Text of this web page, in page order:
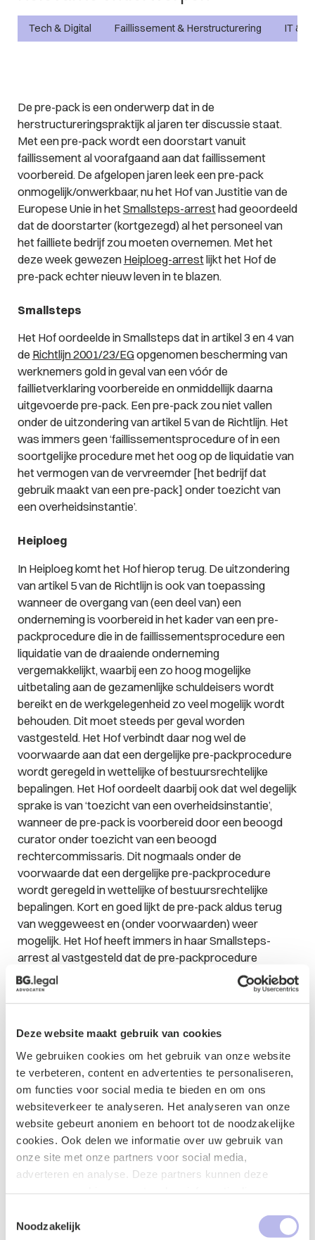
Deze website maakt gebruik van cookies
We gebruiken cookies om het gebruik van onze website
te verbeteren, content en advertenties te personaliseren,
om functies voor social media te bieden en om ons
websiteverkeer te analyseren. Het analyseren van onze
website gebeurt anoniem en behoort tot de noodzakelijke
cookies. Ook delen we informatie over uw gebruik van
onze site met onze partners voor social media,
adverteren en analyse. Deze partners kunnen deze
uw gebruik van hun services.
Noodzakelijk
Tech & Digital Faillissement & Herstructurering IT &
De pre-pack is een onderwerp dat in de
herstructureringspraktijk al jaren ter discussie staat.
Met een pre-pack wordt een doorstart vanuit
faillissement al voorafgaand aan dat faillissement
voorbereid. De afgelopen jaren leek een pre-pack
onmogelijk/onwerkbaar, nu het Hof van Justitie van de
Europese Unie in hetSmallsteps-arresthad geoordeeld
dat de doorstarter (kortgezegd) al het personeel van
het failliete bedrijf zou moeten overnemen. Met het
deze week gewezen Heiploeg-arrestlijkt het Hof de
pre-pack echter nieuw leven in te blazen.
Smallsteps
Het Hof oordeelde in Smallsteps dat in artikel 3 en 4 van
de Richtlijn 2001/23/EGopgenomen bescherming van
werknemers gold in geval van een vóór de
faillietverklaring voorbereide en onmiddellijk daarna
uitgevoerde pre-pack. Een pre-pack zou niet vallen
onder de uitzondering van artikel 5 van de Richtlijn. Het
was immers geen ‘faillissementsprocedure of in een
soortgelĳke procedure met het oog op de liquidatie van
het vermogen van de vervreemder[het bedrijf dat
gebruik maakt van een pre-pack] onder toezicht van
een overheidsinstantie’.
Heiploeg
In Heiploeg komt het Hof hierop terug. De uitzondering
van artikel 5 van de Richtlijn is ook van toepassing
wanneer de overgang van (een deel van) een
onderneming is voorbereid in het kader van een pre-
packprocedure die in de faillissementsprocedure een
liquidatie van de draaiende onderneming
vergemakkelijkt, waarbij een zo hoog mogelijke
uitbetaling aan de gezamenlijke schuldeisers wordt
bereikt en de werkgelegenheid zo veel mogelijk wordt
behouden. Dit moet steeds per geval worden
vastgesteld. Het Hof verbindt daar nog wel de
voorwaarde aan dat een dergelijke pre-packprocedure
wordt geregeld in wettelijke of bestuursrechtelijke
bepalingen. Het Hof oordeelt daarbij ook dat wel degelijk
sprake is van ‘toezicht van een overheidsinstantie’,
wanneer de pre-pack is voorbereid door een beoogd
curator onder toezicht van een beoogd
rechtercommissaris. Dit nogmaals onder de
voorwaarde dat een dergelijke pre-packprocedure
wordt geregeld in wettelijke of bestuursrechtelijke
bepalingen. Kort en goed lijkt de pre-pack aldus terug
van weggeweest en (onder voorwaarden) weer
mogelijk. Het Hof heeft immers in haar Smallsteps-
arrest al vastgesteld dat de pre-packprocedure
voortkomt uit de rechtspraak en geen grondslag heeft
in Nederlandse wet- of regelgeving. Het lijkt nu aldus
aan de wetgever om een wettelijk kader voor de pre-
op de plank, deWet continuïteit ondernemingen I
lijkt hoog tijd, ook gelet op de gevolgen van de
coronacrisis, dit wetsvoorstel weer af te stoffen en de
pre-pack een wettelijke basis te geven. Heeft u vragen?
Neem dan contact op met de sectie Insolventierecht.
Contactformulier